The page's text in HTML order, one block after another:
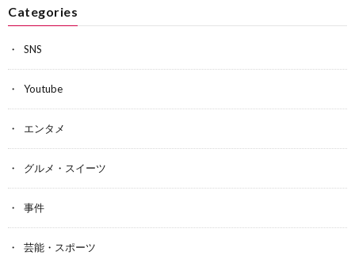
Categories
SNS
Youtube
エンタメ
グルメ・スイーツ
事件
芸能・スポーツ